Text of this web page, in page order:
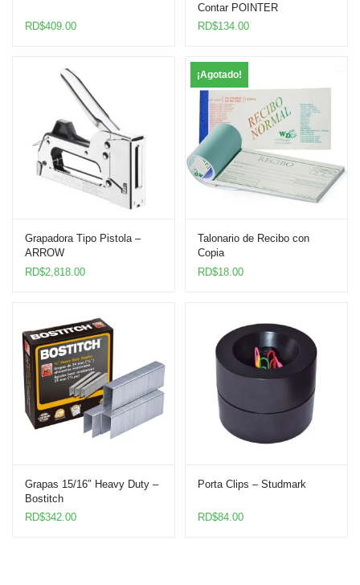
RD$409.00
Contar POINTER
RD$134.00
Grapadora Tipo Pistola –
ARROW
RD$2,818.00
¡Agotado!
Talonario de Recibo con
Copia
RD$18.00
Grapas 15/16″ Heavy Duty –
Bostitch
RD$342.00
Porta Clips – Studmark
RD$84.00